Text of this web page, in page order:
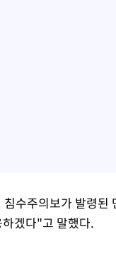
수주의보가 발령된
겠다"고 말했다.